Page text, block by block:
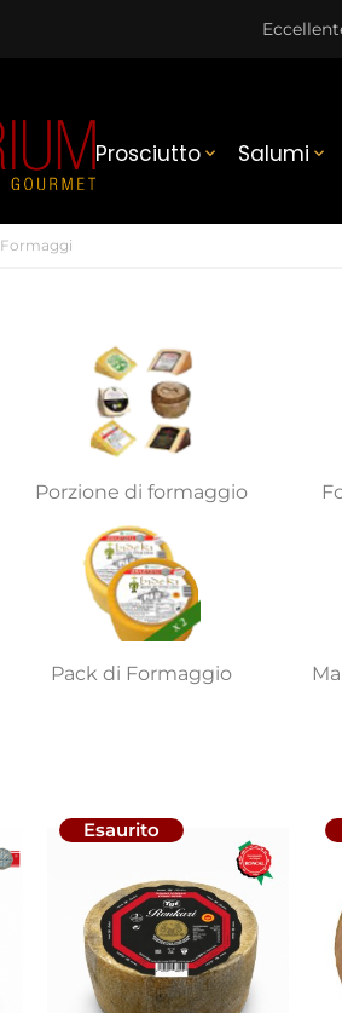
Prosciutto  Salumi 
Formaggi
Porzione di formaggio
Pack di Formaggio
Esaurito